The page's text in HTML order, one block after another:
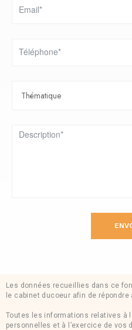
Les données recueillies dans ce
le cabinet ducoeur afin de
Toutes les informations relatives à
personnelles et à l’exercice de vos